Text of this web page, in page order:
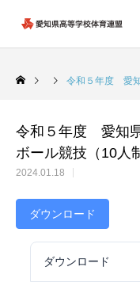
令和５年度 愛知県新人
令和５年度 愛知
ボール競技（10
2024.01.18
ダウンロード
ダウンロード